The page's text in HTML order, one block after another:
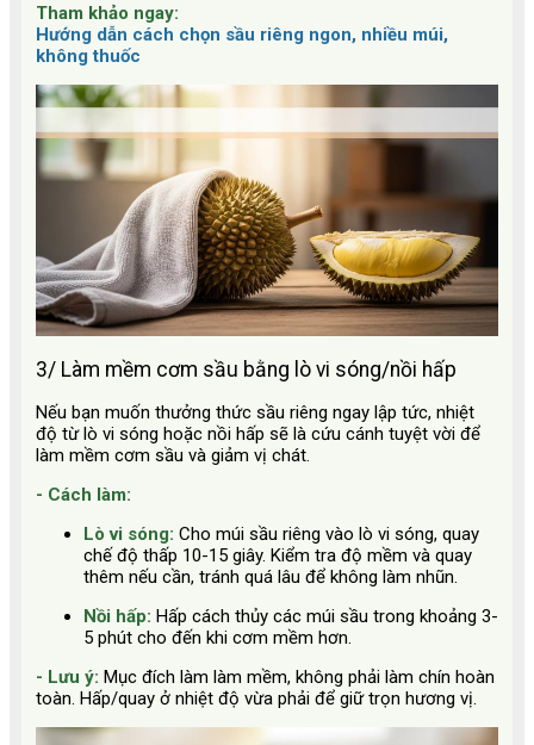
Tham khảo ngay:
Hướng dẫn cách chọn sầu riêng ngon, nhiều múi,
không thuốc
3/ Làm mềm cơm sầu bằng lò vi sóng/nồi hấp
Nếu bạn muốn thưởng thức sầu riêng ngay lập tức, nhiệt
độ từ lò vi sóng hoặc nồi hấp sẽ là cứu cánh tuyệt vời để
làm mềm cơm sầu và giảm vị chát.
- Cách làm:
Lò vi sóng: Cho múi sầu riêng vào lò vi sóng, quay
chế độ thấp 10-15 giây. Kiểm tra độ mềm và quay
thêm nếu cần, tránh quá lâu để không làm nhũn.
Nồi hấp: Hấp cách thủy các múi sầu trong khoảng 3-
5 phút cho đến khi cơm mềm hơn.
- Lưu ý: Mục đích làm làm mềm, không phải làm chín hoàn
toàn. Hấp/quay ở nhiệt độ vừa phải để giữ trọn hương vị.